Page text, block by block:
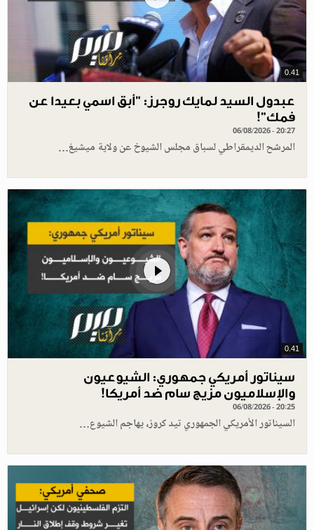
0.41
عبدول السيد لمايك روجرز: "أبق اسمي بعيدا عن
فمك"!
06/08/2026 - 20:27
المرشح الديمقراطي لسباق مجلس الشيوخ عن ولاية ميشيغ…
0.41
سيناتور أمريكي جمهوري: الشيوعيون
والإسلاميون مزيج سام ضد أمريكا!
06/08/2026 - 20:25
السيناتور الأمريكي الجمهوري تيد كروز، يهاجم الشيوع…